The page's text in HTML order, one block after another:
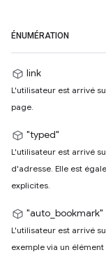
ÉNUMÉRATION
link
L'utilisateur est arrivé
page.
"typed"
L'utilisateur est arrivé
d'adresse. Elle est
explicites.
"auto_bookmark"
L'utilisateur est arrivé
exemple via un élément